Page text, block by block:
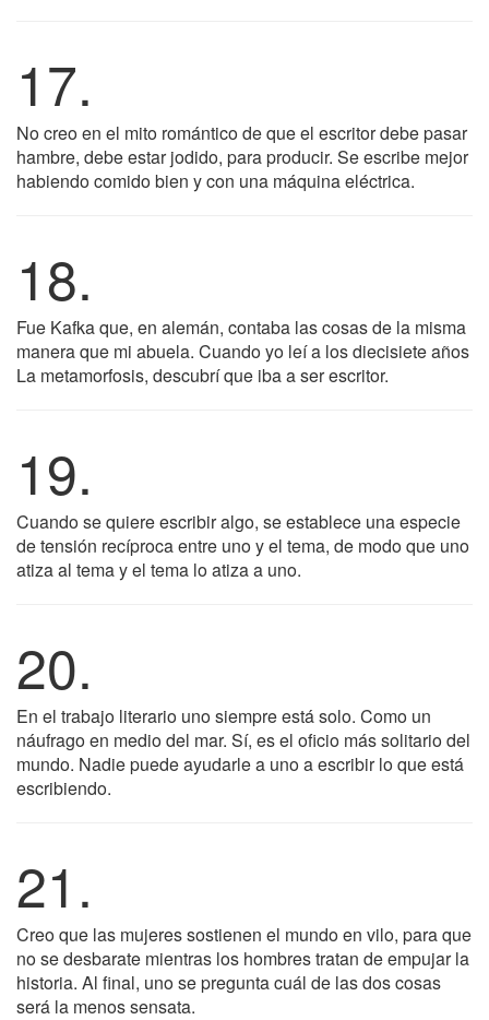
17.
No creo en el mito romántico de que el escritor debe pasar
hambre, debe estar jodido, para producir. Se escribe mejor
habiendo comido bien y con una máquina eléctrica.
18.
Fue Kafka que, en alemán, contaba las cosas de la misma
manera que mi abuela. Cuando yo leí a los diecisiete años
La metamorfosis, descubrí que iba a ser escritor.
19.
Cuando se quiere escribir algo, se establece una especie
de tensión recíproca entre uno y el tema, de modo que uno
atiza al tema y el tema lo atiza a uno.
20.
En el trabajo literario uno siempre está solo. Como un
náufrago en medio del mar. Sí, es el oficio más solitario del
mundo. Nadie puede ayudarle a uno a escribir lo que está
escribiendo.
21.
Creo que las mujeres sostienen el mundo en vilo, para que
no se desbarate mientras los hombres tratan de empujar la
historia. Al final, uno se pregunta cuál de las dos cosas
será la menos sensata.